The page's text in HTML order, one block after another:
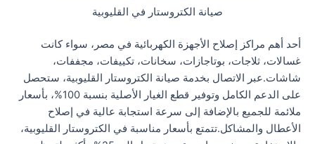
صيانة الكتروستار في القليوبية
أحد أهم مراكز إصلاح الأجهزة الكهربائية في مصر، سواء كانت
غسالات، ثلاجات، بوتاجازات، سخانات، تكييفات، مجففات،
شاشات.عبر الاتصال بخدمة صيانة الكتروستار القليوبية، ستحصل
على الدعم الكامل وتوفير قطع الغيار الأصلية بنسبة 100%، بأسعار
ملائمة للجميع بالإضافة إلى سرعة استجابة عالية في إصلاح
الأعطال والمشاكل.تتمتع بأسعار مناسبة في الكتروستار القليوبية،